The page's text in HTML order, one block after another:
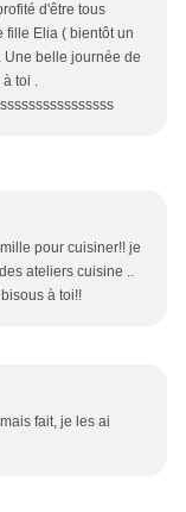
d'être tous
fille Elia ( bientôt un
Une belle journée de
toi .
pour cuisiner!! je
ateliers cuisine ..
à toi!!
fait, je les ai